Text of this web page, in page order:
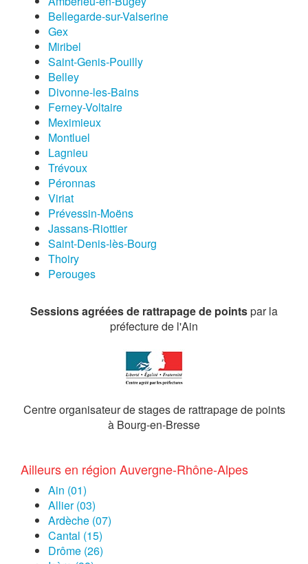
Bellegarde-sur-Valserine
Gex
Miribel
Saint-Genis-Pouilly
Belley
Divonne-les-Bains
Ferney-Voltaire
Meximieux
Montluel
Lagnieu
Trévoux
Péronnas
Viriat
Prévessin-Moëns
Jassans-Riottier
Saint-Denis-lès-Bourg
Thoiry
Perouges
Sessions agréées de rattrapage de pointspar la
préfecture de l'Ain
Centre organisateur de stages de rattrapage de points
à Bourg-en-Bresse
Ailleurs en région Auvergne-Rhône-Alpes
Ain (01)
Allier (03)
Ardèche (07)
Cantal (15)
Drôme (26)